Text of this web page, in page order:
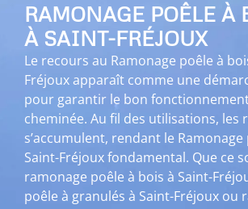
RAMONAGE POÊLE À
À SAINT-FRÉJOUX
Le recours au Ramonage poêle à
Fréjoux apparaît comme une
pour garantir le bon
cheminée. Au fil des utilisations, les
s’accumulent, rendant le Ramonage
Saint-Fréjoux fondamental. Que ce
ramonage poêle à bois à Saint-
poêle à granulés à Saint-Fréjoux ou